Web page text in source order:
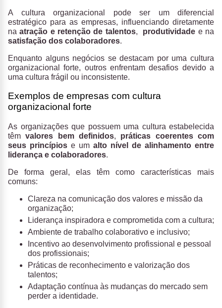
A cultura organizacional pode ser um diferencial
estratégico para as empresas, influenciando diretamente
naatração e retenção de talentos, produtividade e na
satisfação dos colaboradores.
Enquanto alguns negócios se destacam por uma cultura
organizacional forte, outros enfrentam desafios devido a
uma cultura frágil ou inconsistente.
Exemplos de empresas com cultura
organizacional forte
As organizações que possuem uma cultura estabelecida
têmvalores bem definidos, práticas coerentes com
seus princípios e um alto nível de alinhamento entre
liderança e colaboradores.
De forma geral, elas têm como características mais
comuns:
Clareza na comunicação dos valores e missão da
organização;
Liderança inspiradora e comprometida com a cultura;
Ambiente de trabalho colaborativo e inclusivo;
Incentivo ao desenvolvimento profissional e pessoal
dos profissionais;
Práticas de reconhecimento e valorização dos
talentos;
Adaptação contínua às mudanças do mercado sem
perder a identidade.